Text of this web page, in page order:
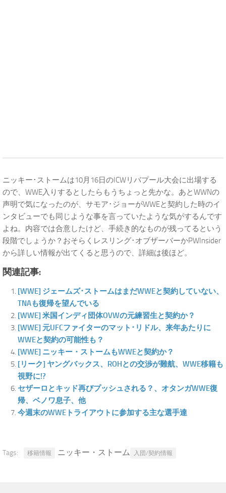
ニッキー･ストームは10月16日のICWリバプール大会に出場する
ので、WWE入りするとしたらもうちょっと先かな。あとWWNの
声明で気になったのが、サモア･ジョーがWWEと契約した時のイ
ンタビューでも同じような事を言っていたような気がするんです
よね。内容では合意したけど、手続き的なものが残ってるという
段階でしょうか？おそらくレスリング･オブザーバーかPWInsider
から詳しい情報が出てくると思うので、詳細は後ほど。
関連記事:
[WWE] ジェームズ･ストームはまだWWEと契約していない、
TNAも復帰を望んでいる
[WWE] 米国インディ団体OVWの元練習生と契約か？
[WWE] 元UFCファイターのマット･リドル、来年あたりに
WWEと契約の可能性も？
[WWE] ニッキー・ストームもWWEと契約か？
[リーク] ヤングバックス、ROHとの交渉が難航、WWE移籍も
視野に!?
セザーロとキッド再びプッシュされる？、オタンガWWE復
帰、ベノワ息子、他
今週末のWWEトライアウトに参加する主な選手達
Tags: 移籍情報 ニッキー・ストーム 入団/契約情報